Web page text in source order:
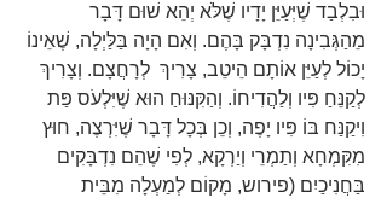
וּבִלְבַד שֶׁיְּעַיֵּן יָדָיו שֶׁלֹּא יְהֵא שׁוּם דָּבָר
מֵהַגְּבִינָה נִדְבָּק בָּהֶם. וְאִם הָיָה בַּלַּיְלָה, שֶׁאֵינוֹ
יָכוֹל לְעַיֵּן אוֹתָם הֵיטֵב, צָרִיךְ  לְרָחֲצָם. וְצָרִיךְ
לְקַנֵּחַ פִּיו וְלַהֲדִיחוֹ. וְהַקִּנּוּחַ הוּא שֶׁיִּלְעֹס פַּת
וִיקַנַּח בּוֹ פִּיו יָפֶה, וְכֵן בְּכָל דָּבָר שֶׁיִּרְצֶה, חוּץ
מִקִּמְחָא וְתַמְרֵי וְיַרְקָא, לְפִי שֶׁהֵם נִדְבָּקִים
בַּחֲנִיכַיִם (פירוש, מָקוֹם לְמַעְלָה מִבֵּית